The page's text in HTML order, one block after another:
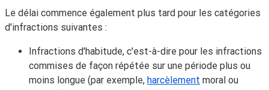
Le délai commence également plus tard pour les catégories
d'infractions suivantes :
Infractions d'habitude, c'est-à-dire pour les infractions
commises de façon répétée sur une période plus ou
moins longue (par exemple, harcèlement moral ou